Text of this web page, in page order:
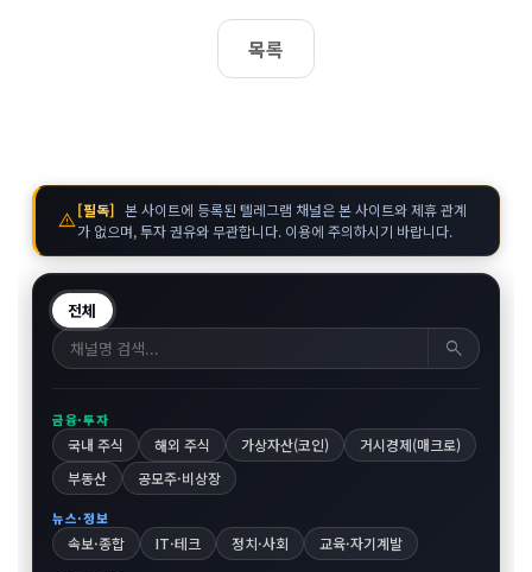
목록
warning[필독] 본 사이트에 등록된 텔레그램 채널은 본 사이트와 제휴 관계
가 없으며, 투자 권유와 무관합니다. 이용에 주의하시기 바랍니다.
전체
search
금융·투자
국내 주식 해외 주식 가상자산(코인)
거시경제(매크로)
부동산
공모주·비상장
뉴스·정보
속보·종합 IT·테크 정치·사회 교육·자기계발